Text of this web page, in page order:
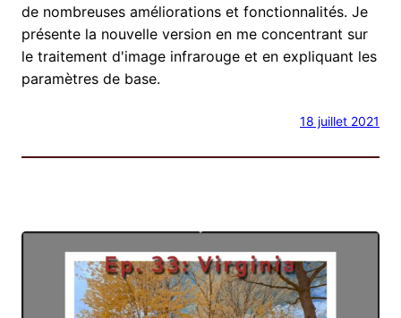
de nombreuses améliorations et fonctionnalités. Je
présente la nouvelle version en me concentrant sur
le traitement d'image infrarouge et en expliquant les
paramètres de base.
18 juillet 2021